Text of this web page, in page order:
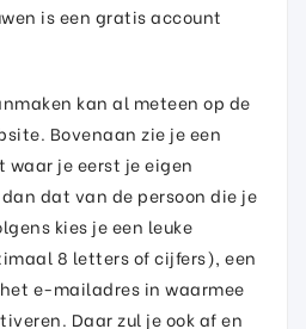
is een gratis account
kan al meteen op de
Bovenaan zie je een
je eerst je eigen
dat van de persoon die je
kies je een leuke
8 letters of cijfers), een
e-mailadres in waarmee
Daar zul je ook af en